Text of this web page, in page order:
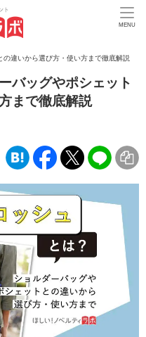
MENU
違いから選び方・使い方まで徹底解説
バッグやポシェット
まで徹底解説